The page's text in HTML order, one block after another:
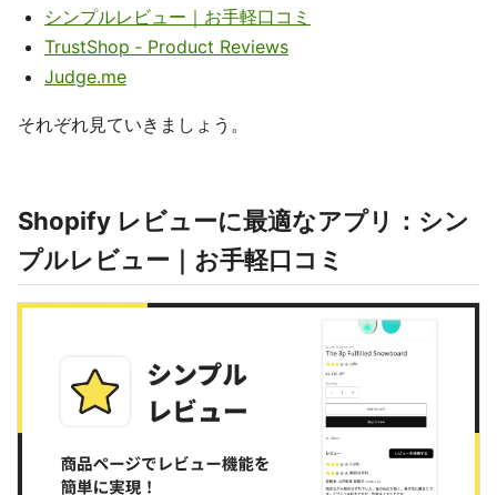
シンプルレビュー｜お手軽口コミ
TrustShop ‑ Product Reviews
Judge.me
それぞれ見ていきましょう。
Shopify レビューに最適なアプリ：シン
プルレビュー｜お手軽口コミ